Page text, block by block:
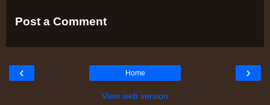
Post a Comment
‹ ›
Home
View web version